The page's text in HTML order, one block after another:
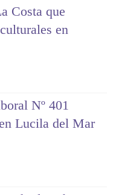
Costa que
en
Nº 401
Lucila del Mar